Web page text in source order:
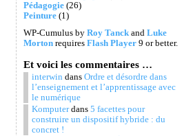
Pédagogie(26)
Peinture(1)
WP-Cumulus by Roy Tanckand Luke
Mortonrequires Flash Player9 or better.
Et voici les commentaires …
interwin dans Ordre et désordre dans
l’enseignement et l’apprentissage avec
le numérique
Komputerdans 5 facettes pour
construire un dispositif hybride : du
concret !